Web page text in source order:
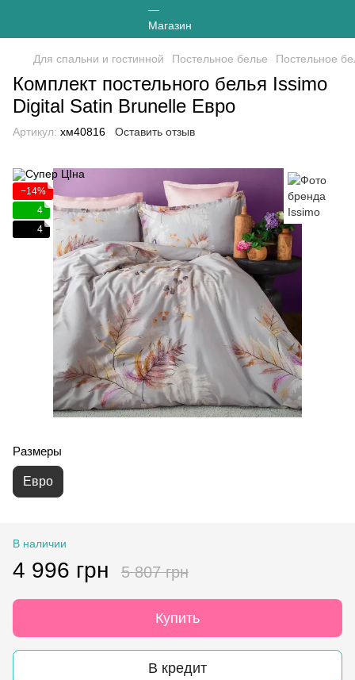
Для спальни и гостинной Постельное белье Постельное
Комплект постельного белья Issimo
Digital Satin Brunelle Евро
Артикул: хм40816 Оставить отзыв
−14%
4
4
Размеры
Евро
В наличии
4 996 грн 5 807 грн
Купить
В кредит